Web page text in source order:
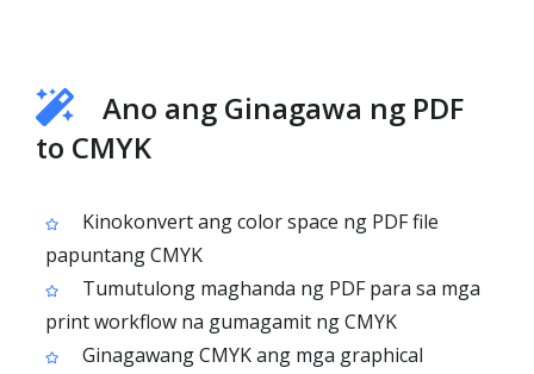
Ano ang Ginagawa ng PDF
to CMYK
Kinokonvert ang color space ng PDF file
papuntang CMYK
Tumutulong maghanda ng PDF para sa mga
print workflow na gumagamit ng CMYK
Ginagawang CMYK ang mga graphical